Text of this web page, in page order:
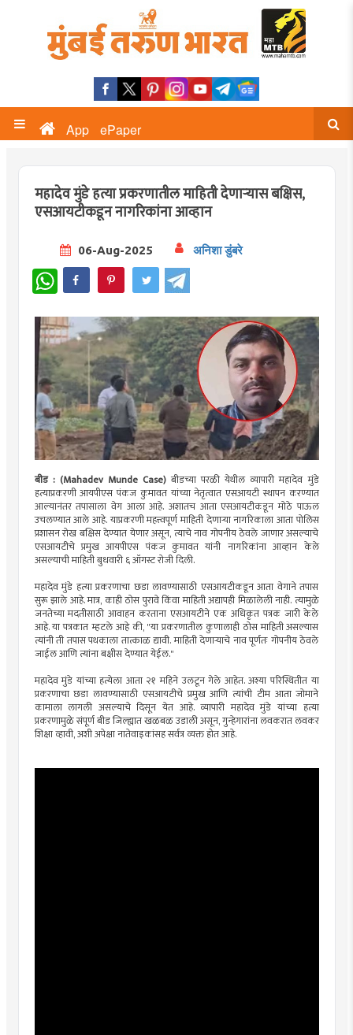
App ePaper
महादेव मुंडे हत्या प्रकरणातील माहिती देणाऱ्यास बक्षिस,
एसआयटीकडून नागरिकांना आव्हान
06-Aug-2025 अनिशा डुंबरे
WhatsApp
बीड : (Mahadev Munde Case)बीडच्या परळी येथील व्यापारी महादेव मुंडे
हत्याप्रकरणी आयपीएस पंकज कुमावत यांच्या नेतृत्वात एसआयटी स्थापन करण्यात
आल्यानंतर तपासाला वेग आला आहे. अशातच आता एसआयटीकडून मोठे पाऊल
उचलण्यात आले आहे. याप्रकरणी महत्त्वपूर्ण माहिती देणाऱ्या नागरिकाला आता पोलिस
प्रशासन रोख बक्षिस देण्यात येणार असून, त्याचे नाव गोपनीय ठेवले जाणार असल्याचे
एसआयटीचे प्रमुख आयपीएस पंकज कुमावत यांनी नागरिकांना आव्हान केले
असल्याची माहिती बुधवारी ६ ऑगस्ट रोजी दिली.
महादेव मुंडे हत्या प्रकरणाचा छडा लावण्यासाठी एसआयटीकडून आता वेगाने तपास
सुरू झाले आहे. मात्र, काही ठोस पुरावे किंवा माहिती अद्यापही मिळालेली नाही. त्यामुळे
जनतेच्या मदतीसाठी आवाहन करताना एसआयटीने एक अधिकृत पत्रक जारी केले
आहे. या पत्रकात म्हटले आहे की, "या प्रकरणातील कुणालाही ठोस माहिती असल्यास
त्यांनी ती तपास पथकाला तात्काळ द्यावी. माहिती देणाऱ्याचे नाव पूर्णतः गोपनीय ठेवले
जाईल आणि त्यांना बक्षीस देण्यात येईल."
महादेव मुंडे यांच्या हत्येला आता २१ महिने उलटून गेले आहेत. अश्या परिस्थितीत या
प्रकरणाचा छडा लावण्यासाठी एसआयटीचे प्रमुख आणि त्यांची टीम आता जोमाने
कामाला लागली असल्याचे दिसून येत आहे. व्यापारी महादेव मुंडे यांच्या हत्या
प्रकरणामुळे संपूर्ण बीड जिल्ह्यात खळबळ उडाली असून, गुन्हेगारांना लवकरात लवकर
शिक्षा व्हावी, अशी अपेक्षा नातेवाइकांसह सर्वत्र व्यक्त होत आहे.